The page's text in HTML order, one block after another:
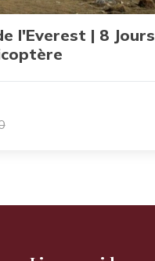
l'Everest | 8 Jours